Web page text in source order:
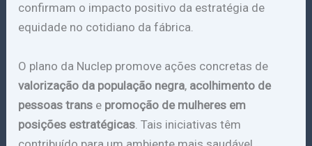
confirmam o impacto positivo da estratégia de
equidade no cotidiano da fábrica.
O plano da Nuclep promove ações concretas de
valorização da população negra, acolhimento de
pessoas trans e promoção de mulheres em
posições estratégicas . Tais iniciativas têm